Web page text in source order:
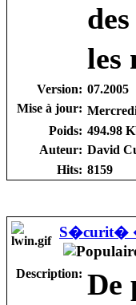
les
Version: 07.2005
Mise à jour:
Poids: 494.98
Auteur: David
Hits: 8159
S�curit�
Description: De